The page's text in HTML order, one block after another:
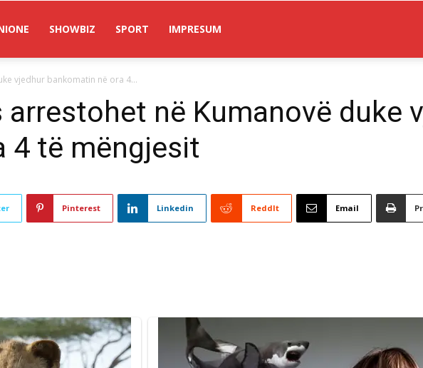
SHOWBIZ SPORT IMPRESUM
vjedhur bankomatin në ora 4...
në Kumanovë duke
4 të mëngjesit
Pinterest Linkedin ReddIt Email